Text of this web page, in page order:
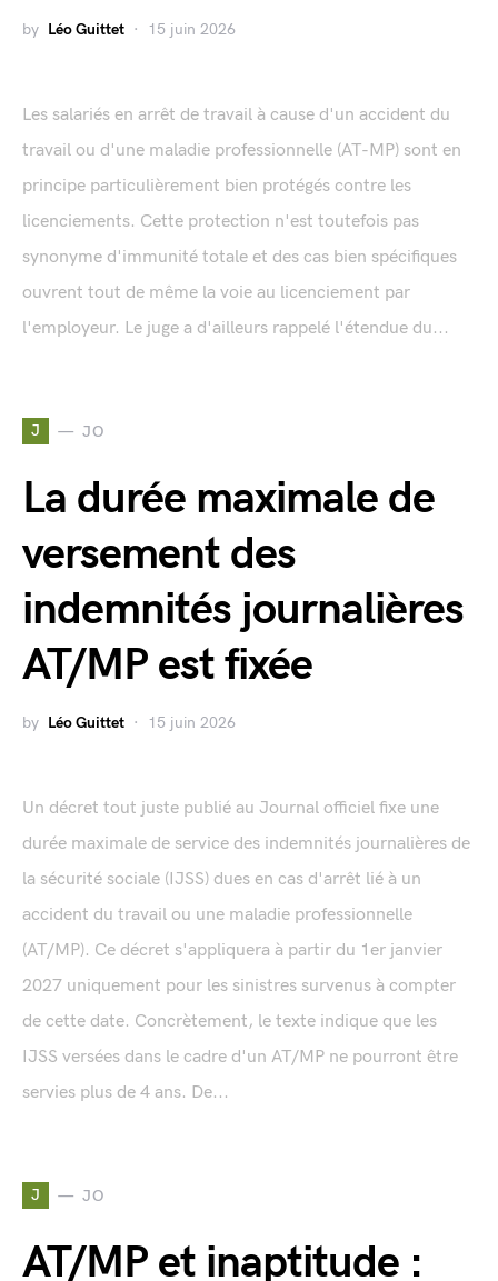
by Léo Guittet 15 juin 2026
Les salariés en arrêt de travail à cause d'un accident du
travail ou d'une maladie professionnelle (AT-MP) sont en
principe particulièrement bien protégés contre les
licenciements. Cette protection n'est toutefois pas
synonyme d'immunité totale et des cas bien spécifiques
ouvrent tout de même la voie au licenciement par
l'employeur. Le juge a d'ailleurs rappelé l'étendue du...
J JO
La durée maximale de
versement des
indemnités journalières
AT/MP est fixée
by Léo Guittet 15 juin 2026
Un décret tout juste publié au Journal officiel fixe une
durée maximale de service des indemnités journalières de
la sécurité sociale (IJSS) dues en cas d'arrêt lié à un
accident du travail ou une maladie professionnelle
(AT/MP). Ce décret s'appliquera à partir du 1er janvier
2027 uniquement pour les sinistres survenus à compter
de cette date. Concrètement, le texte indique que les
IJSS versées dans le cadre d'un AT/MP ne pourront être
servies plus de 4 ans. De...
J JO
AT/MP et inaptitude :